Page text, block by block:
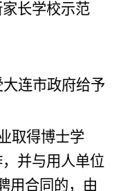
长学校示范
连市政府给予
取得博士学
并与用人单位
用合同的，由